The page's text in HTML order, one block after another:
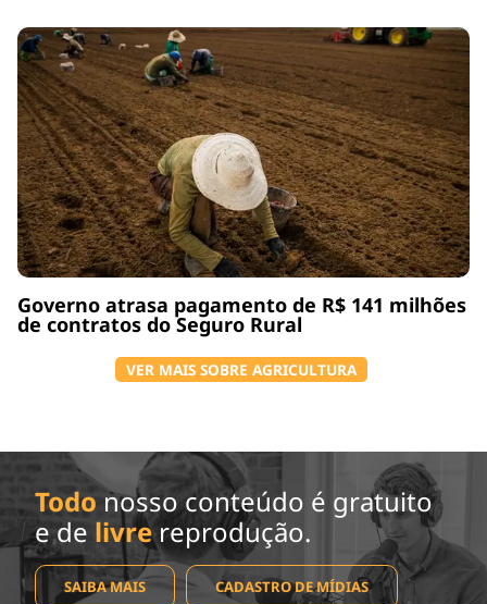
Governo atrasa pagamento de R$ 141 milhões
de contratos do Seguro Rural
VER MAIS SOBRE AGRICULTURA
Todo nosso conteúdo é gratuito
e de livrereprodução.
SAIBA MAIS CADASTRO DE MÍDIAS